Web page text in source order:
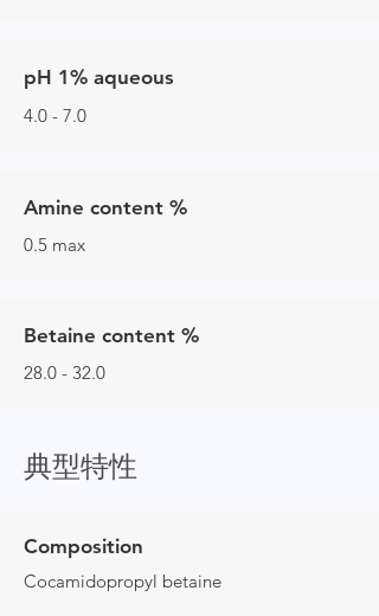
pH 1% aqueous
4.0 - 7.0
Amine content %
0.5 max
Betaine content %
28.0 - 32.0
典型特性
Composition
Cocamidopropyl betaine